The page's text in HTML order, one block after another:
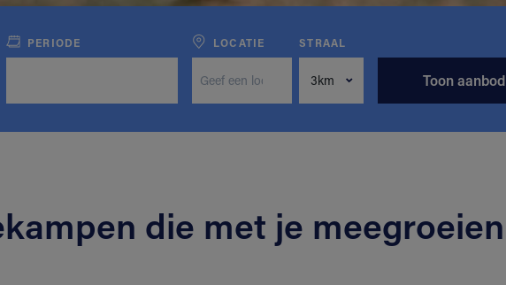
PERIODE LOCATIE STRAAL
Toon aanbod
die met je meegroeien